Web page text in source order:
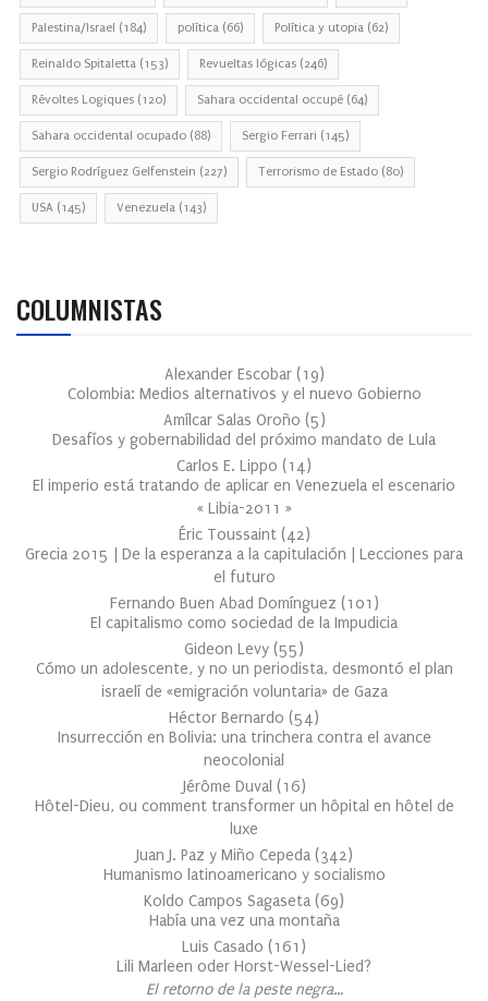
Palestina/Israel (184) política (66) Política y utopia (62)
Reinaldo Spitaletta (153) Revueltas lógicas (246)
Révoltes Logiques (120) Sahara occidental occupé (64)
Sahara occidental ocupado (88) Sergio Ferrari (145)
Sergio Rodríguez Gelfenstein (227) Terrorismo de Estado (80)
USA (145) Venezuela (143)
COLUMNISTAS
Alexander Escobar (19)
Colombia: Medios alternativos y el nuevo Gobierno
Amílcar Salas Oroño (5)
Desafíos y gobernabilidad del próximo mandato de Lula
Carlos E. Lippo (14)
El imperio está tratando de aplicar en Venezuela el escenario
« Libia-2011 »
Éric Toussaint (42)
Grecia 2015 | De la esperanza a la capitulación | Lecciones para
el futuro
Fernando Buen Abad Domínguez (101 )
El capitalismo como sociedad de la Impudicia
Gideon Levy (55)
Cómo un adolescente, y no un periodista, desmontó el plan
israelí de «emigración voluntaria» de Gaza
Héctor Bernardo (54)
Insurrección en Bolivia: una trinchera contra el avance
neocolonial
Jérôme Duval (16)
Hôtel-Dieu, ou comment transformer un hôpital en hôtel de
luxe
Juan J. Paz y Miño Cepeda (342)
Humanismo latinoamericano y socialismo
Koldo Campos Sagaseta (69)
Había una vez una montaña
Luis Casado (161 )
Lili Marleen oder Horst-Wessel-Lied?
El retorno de la peste negra…